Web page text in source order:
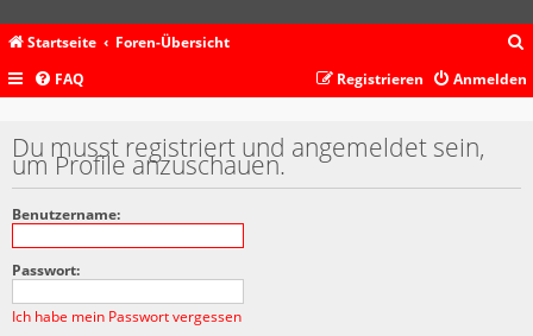
Startseite Foren-Übersicht
c
FAQ Anmelden
Registrieren
Du musst registriert und angemeldet sein,
um Profile anzuschauen.
Benutzername:
Passwort:
Ich habe mein Passwort vergessen